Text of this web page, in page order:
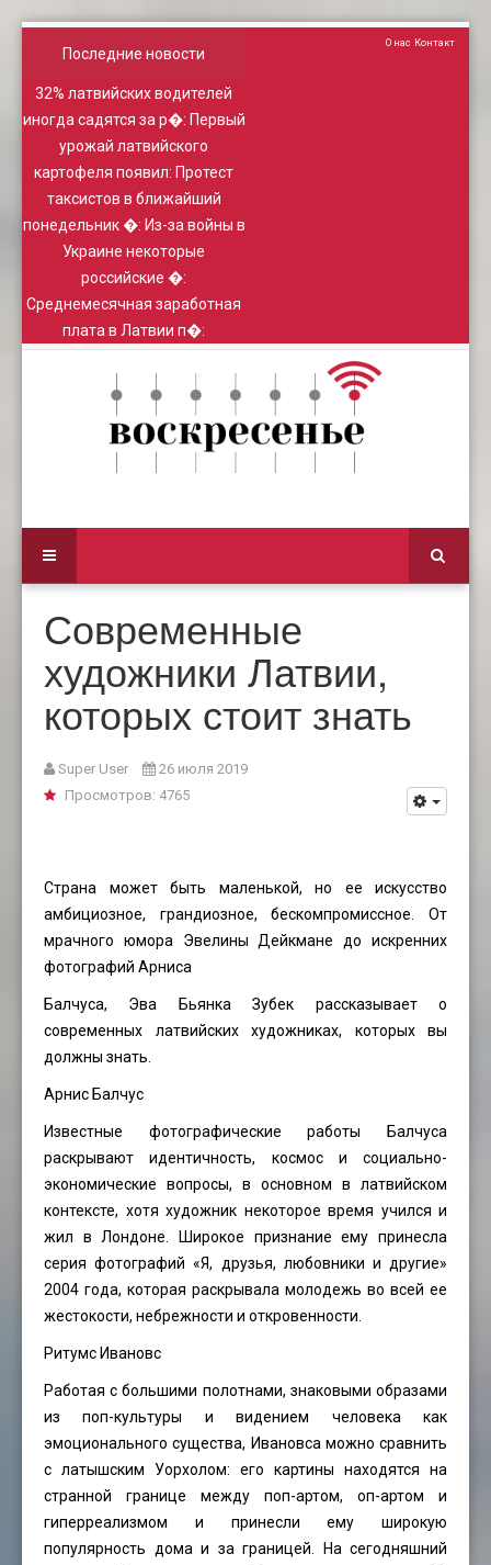
Последние новости
32% латвийских водителей
иногда садятся за р�: Первый
урожай латвийского
картофеля появил: Протест
таксистов в ближайший
понедельник �: Из-за войны в
Украине некоторые
российские �:
Среднемесячная заработная
плата в Латвии п�:
О нас Контакт
Современные
художники Латвии,
которых стоит знать
Super User
26 июля 2019
Просмотров: 4765
Страна может быть маленькой, но ее искусство
амбициозное, грандиозное, бескомпромиссное. От
мрачного юмора Эвелины Дейкмане до искренних
фотографий Арниса
Балчуса, Эва Бьянка Зубек рассказывает о
современных латвийских художниках, которых вы
должны знать.
Арнис Балчус
Известные фотографические работы Балчуса
раскрывают идентичность, космос и социально-
экономические вопросы, в основном в латвийском
контексте, хотя художник некоторое время учился и
жил в Лондоне. Широкое признание ему принесла
серия фотографий «Я, друзья, любовники и другие»
2004 года, которая раскрывала молодежь во всей ее
жестокости, небрежности и откровенности.
Ритумс Ивановс
Работая с большими полотнами, знаковыми образами
из поп-культуры и видением человека как
эмоционального существа, Ивановса можно сравнить
с латышским Уорхолом: его картины находятся на
странной границе между поп-артом, оп-артом и
гиперреализмом и принесли ему широкую
популярность дома и за границей. На сегодняшний